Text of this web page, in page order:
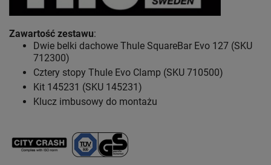
Zawartość zestawu:
Dwie belki dachowe Thule SquareBar Evo 127 (SKU
712300)
Cztery stopy Thule Evo Clamp (SKU 710500)
Kit 145231 (SKU 145231)
Klucz imbusowy do montażu